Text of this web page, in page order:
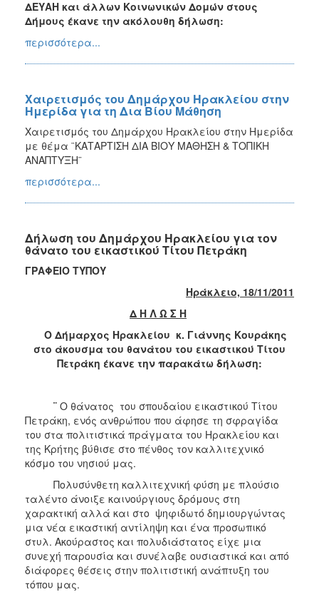
ΔΕΥΑΗ και άλλων Κοινωνικών Δομών στους
Δήμους έκανε την ακόλουθη δήλωση:
περισσότερα...
Χαιρετισμός του Δημάρχου Ηρακλείου στην
Ημερίδα για τη Δια Βίου Μάθηση
Χαιρετισμός του Δημάρχου Ηρακλείου στην Ημερίδα
με θέμα ¨ΚΑΤΑΡΤΙΣΗ ΔΙΑ ΒΙΟΥ ΜΑΘΗΣΗ & ΤΟΠΙΚΗ
ΑΝΑΠΤΥΞΗ¨
περισσότερα...
Δήλωση του Δημάρχου Ηρακλείου για τον
θάνατο του εικαστικού Τίτου Πετράκη
ΓΡΑΦΕΙΟ ΤΥΠΟΥ
Ηράκλειο, 18/11/2011
Δ Η Λ Ω Σ Η
Ο Δήμαρχος Ηρακλείου κ. Γιάννης Κουράκης
στο άκουσμα του θανάτου του εικαστικού Τίτου
Πετράκη έκανε την παρακάτω δήλωση:
¨ Ο θάνατος του σπουδαίου εικαστικού Τίτου
Πετράκη, ενός ανθρώπου που άφησε τη σφραγίδα
του στα πολιτιστικά πράγματα του Ηρακλείου και
της Κρήτης βύθισε στο πένθος τον καλλιτεχνικό
κόσμο του νησιού μας.
Πολυσύνθετη καλλιτεχνική φύση με πλούσιο
ταλέντο άνοιξε καινούργιους δρόμους στη
χαρακτική αλλά και στο ψηφιδωτό δημιουργώντας
μια νέα εικαστική αντίληψη και ένα προσωπικό
στυλ. Ακούραστος και πολυδιάστατος είχε μια
συνεχή παρουσία και συνέλαβε ουσιαστικά και από
διάφορες θέσεις στην πολιτιστική ανάπτυξη του
τόπου μας.